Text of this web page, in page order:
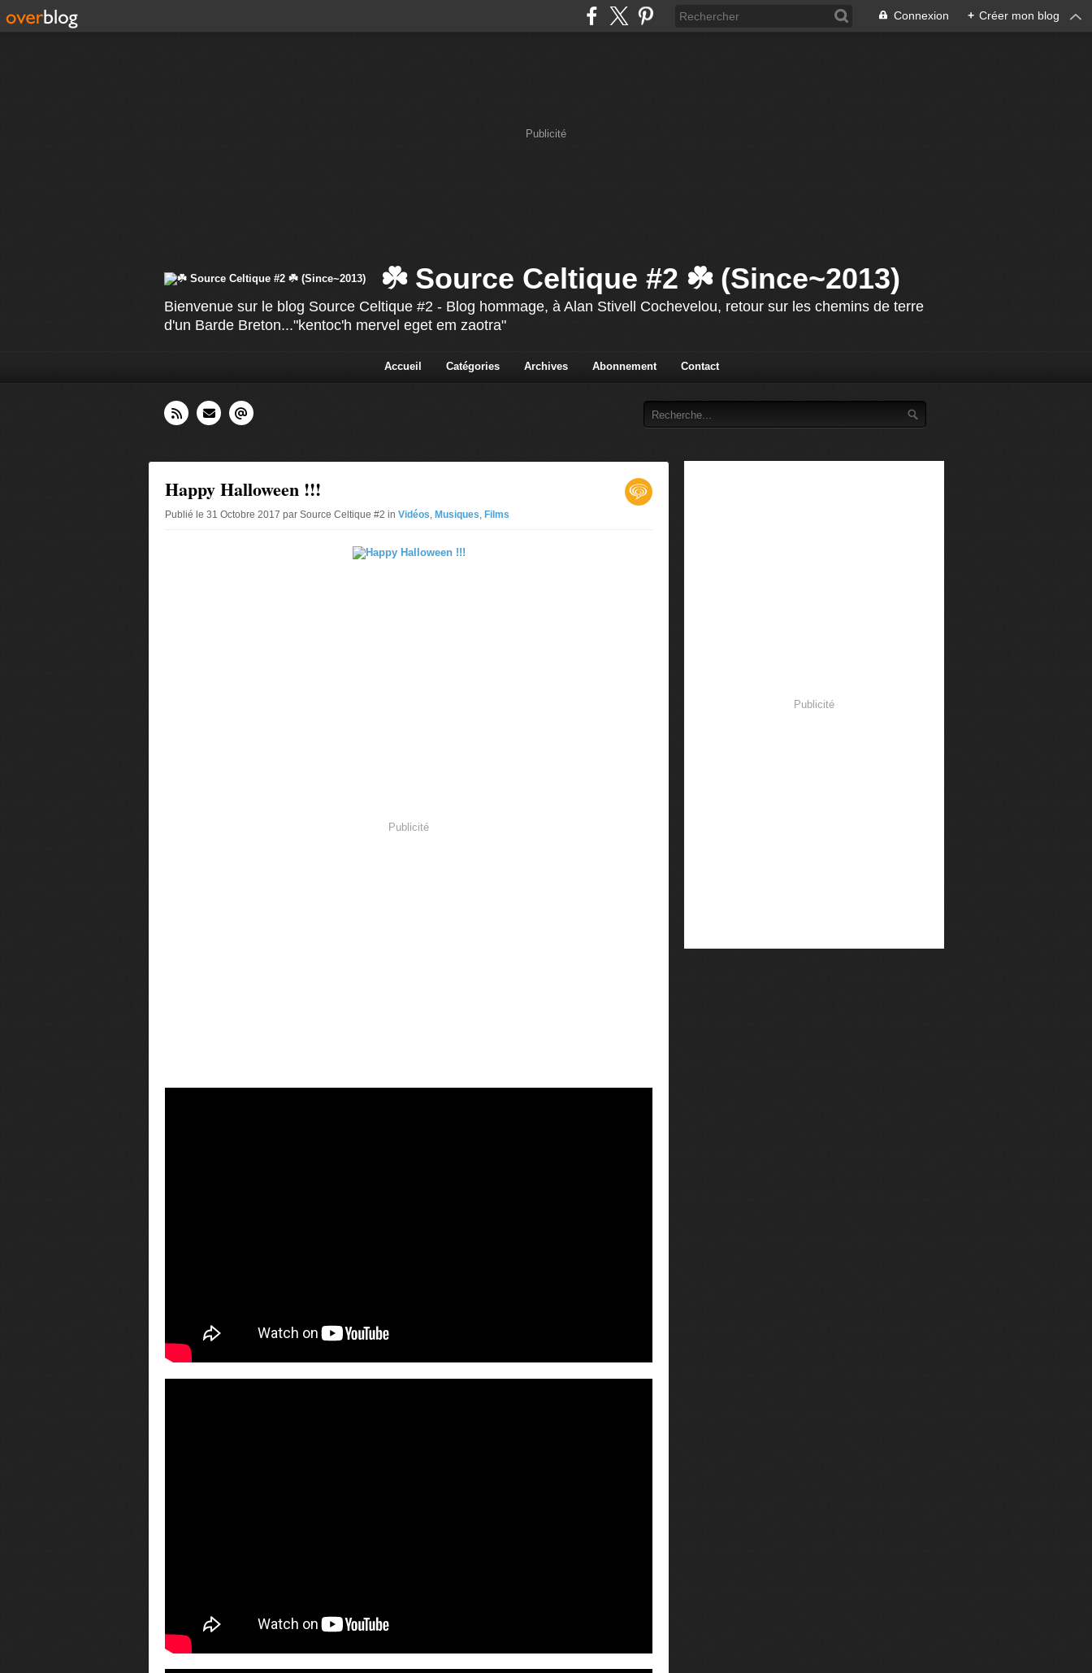
Connexion + Créer mon blog
Publicité
☘️ Source Celtique #2 ☘️ (Since~2013)
Bienvenue sur le blog Source Celtique #2 - Blog hommage, à Alan Stivell Cochevelou, retour sur les chemins de terre
d'un Barde Breton..."kentoc'h mervel eget em zaotra"
Accueil Catégories Archives Abonnement Contact
Happy Halloween !!!
Publié le 31 Octobre 2017 par Source Celtique #2 in Vidéos, Musiques, Films
Publicité
Publicité